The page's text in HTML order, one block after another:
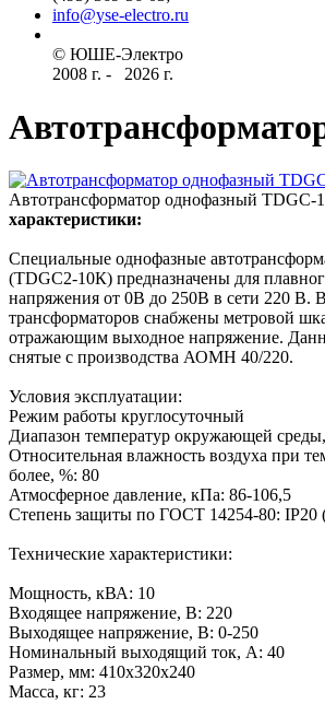
info@yse-electro.ru­
© ЮШЕ-Эл­ектро ­
2008 г­. - ­ ­­­­­
2026 г.
Автотрансформатор однофазный TDGC-
характеристики:
Cпециальные однофазные
(TDGC2-10К) предназначены для
напряжения от 0B до 250В в сети 220 В.
трансформаторов снабжены метровой
отражающим выходное напряжение.
снятые с производства АОМН 40/220.
Условия эксплуатации:
Режим работы круглосуточный
Диапазон температур окружающей
Относительная влажность воздуха при
более, %: 80
Атмосферное давление, кПа: 86-106,5
Степень защиты по ГОСТ 14254-80: IP20
Технические характеристики:
Мощность, кВА: 10
Входящее напряжение, В: 220
Выходящее напряжение, В: 0-250
Номинальный выходящий ток, А: 40
Размер, мм: 410х320х240
Масса, кг: 23